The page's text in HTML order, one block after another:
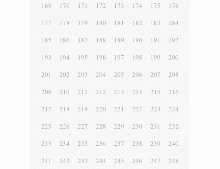
169
170 171 172 173 174 175
176
177
178 179 180 181 182 183
184
185
186 187 188 189 190 191
192
193
194 195 196 197 198 199
200
201
202 203 204 205 206 207
208
209
210 211 212 213 214 215
216
217
218 219 220 221 222 223
224
225
226 227 228 229 230 231
232
233
234 235 236 237 238 239
240
241
242 243 244 245 246 247
248